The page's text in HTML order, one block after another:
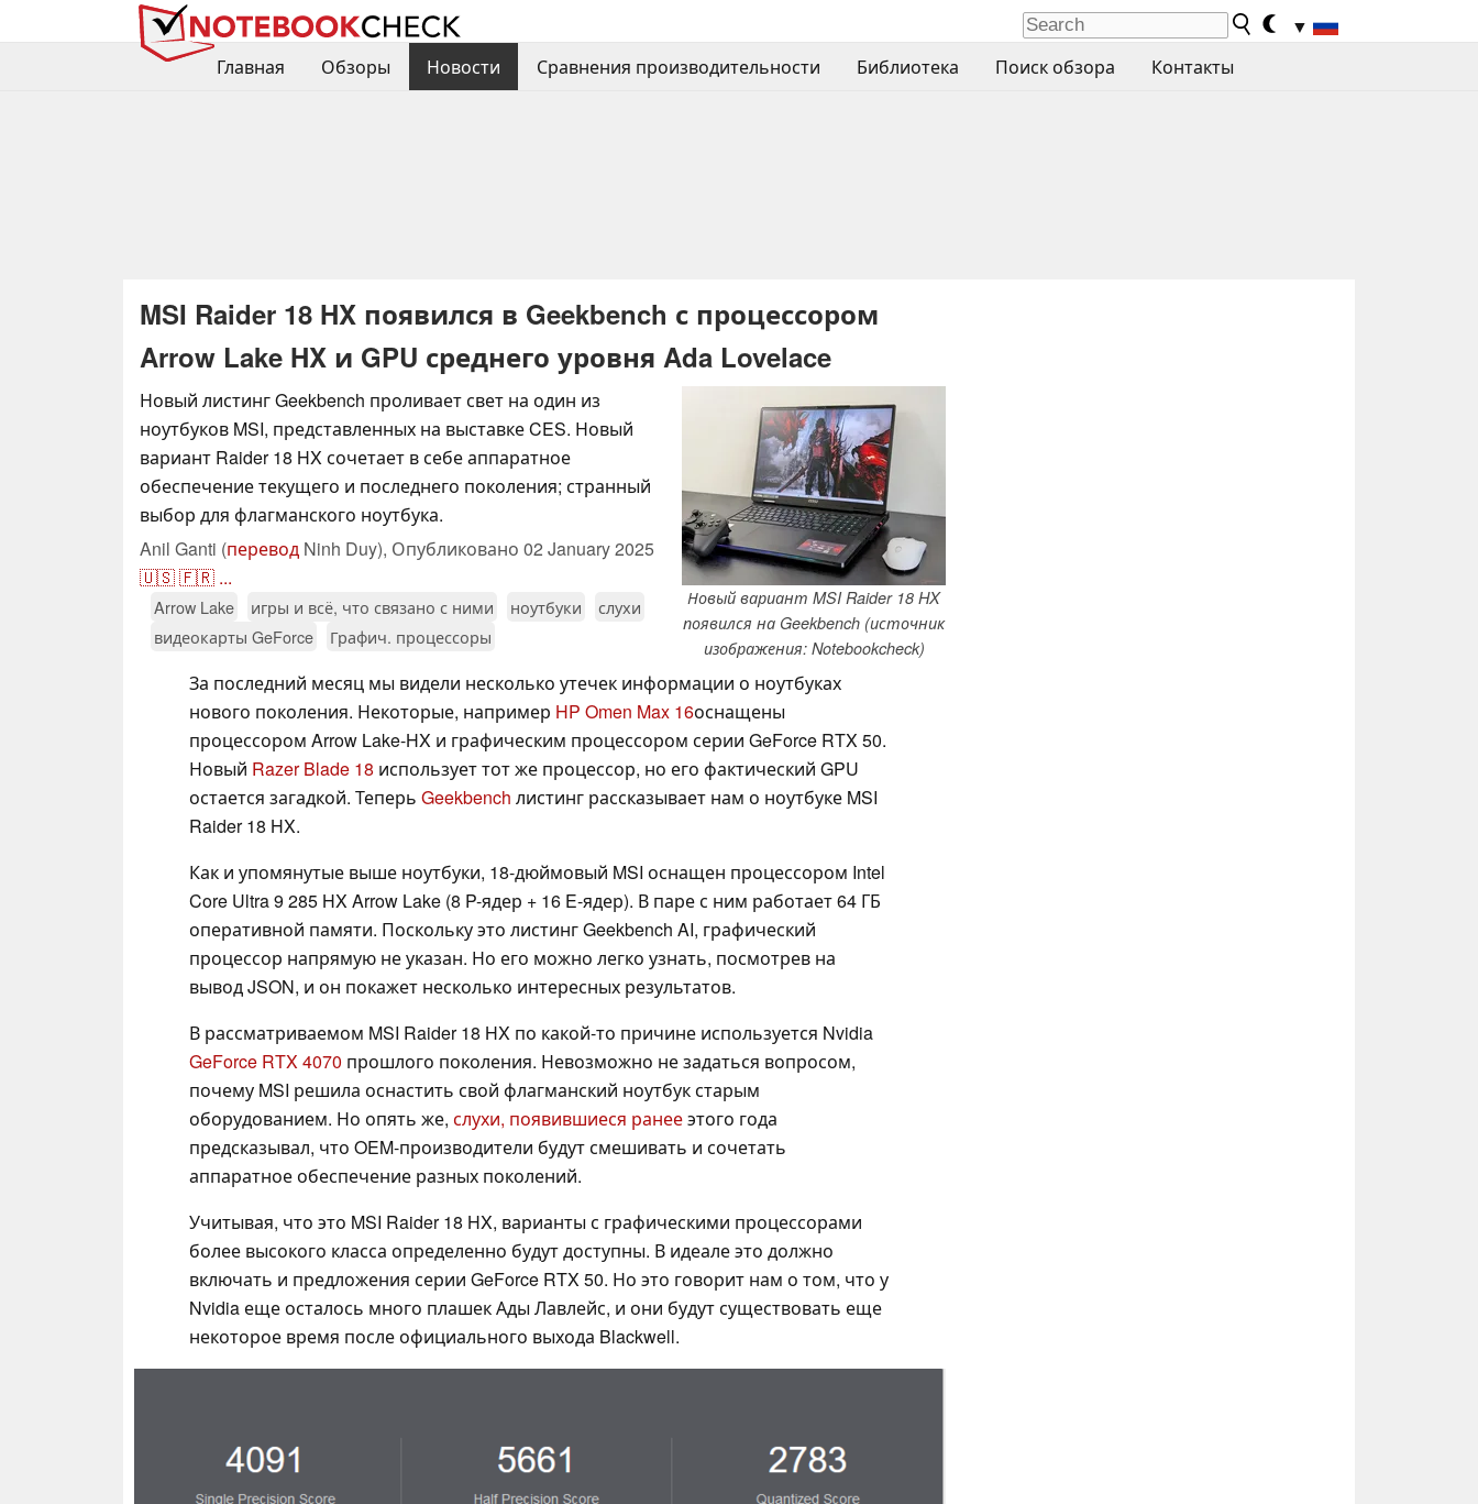
▼
Главная
Обзоры Новости Сравнения производительности Библиотека Поиск обзора Контакты
MSI Raider 18 HX появился в Geekbench с процессором
Arrow Lake HX и GPU среднего уровня Ada Lovelace
Новый вариант MSI Raider 18 HX
появился на Geekbench (источник
изображения: Notebookcheck)
Новый листинг Geekbench проливает свет на один из
ноутбуков MSI, представленных на выставке CES. Новый
вариант Raider 18 HX сочетает в себе аппаратное
обеспечение текущего и последнего поколения; странный
выбор для флагманского ноутбука.
Anil Ganti (перевод Ninh Duy), Опубликовано 02 January 2025
🇺🇸🇫🇷 ...
Arrow Lake игры и всё, что связано с ними ноутбуки
слухи
видеокарты GeForce
Графич. процессоры
За последний месяц мы видели несколько утечек информации о ноутбуках
нового поколения. Некоторые, например HP Omen Max 16оснащены
процессором Arrow Lake-HX и графическим процессором серии GeForce RTX 50.
Новый Razer Blade 18 использует тот же процессор, но его фактический GPU
остается загадкой. Теперь Geekbench листинг рассказывает нам о ноутбуке MSI
Raider 18 HX.
Как и упомянутые выше ноутбуки, 18-дюймовый MSI оснащен процессором Intel
Core Ultra 9 285 HX Arrow Lake (8 P-ядер + 16 E-ядер). В паре с ним работает 64 ГБ
оперативной памяти. Поскольку это листинг Geekbench AI, графический
процессор напрямую не указан. Но его можно легко узнать, посмотрев на
вывод JSON, и он покажет несколько интересных результатов.
В рассматриваемом MSI Raider 18 HX по какой-то причине используется Nvidia
GeForce RTX 4070 прошлого поколения. Невозможно не задаться вопросом,
почему MSI решила оснастить свой флагманский ноутбук старым
оборудованием. Но опять же, слухи, появившиеся ранееэтого года
предсказывал, что OEM-производители будут смешивать и сочетать
аппаратное обеспечение разных поколений.
Учитывая, что это MSI Raider 18 HX, варианты с графическими процессорами
более высокого класса определенно будут доступны. В идеале это должно
включать и предложения серии GeForce RTX 50. Но это говорит нам о том, что у
Nvidia еще осталось много плашек Ады Лавлейс, и они будут существовать еще
некоторое время после официального выхода Blackwell.